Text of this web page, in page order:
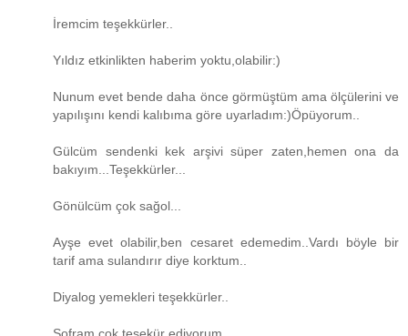
İremcim teşekkürler..
Yıldız etkinlikten haberim yoktu,olabilir:)
Nunum evet bende daha önce görmüştüm ama ölçülerini ve
yapılışını kendi kalıbıma göre uyarladım:)Öpüyorum..
Gülcüm sendenki kek arşivi süper zaten,hemen ona da
bakıyım...Teşekkürler...
Gönülcüm çok sağol...
Ayşe evet olabilir,ben cesaret edemedim..Vardı böyle bir
tarif ama sulandırır diye korktum..
Diyalog yemekleri teşekkürler..
Sofram çok teşekür ediyorum..